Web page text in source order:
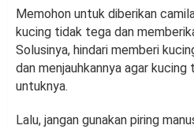
Memohon untuk diberikan
kucing tidak tega dan
Solusinya, hindari memberi
dan menjauhkannya agar
untuknya.
Lalu, jangan gunakan piring